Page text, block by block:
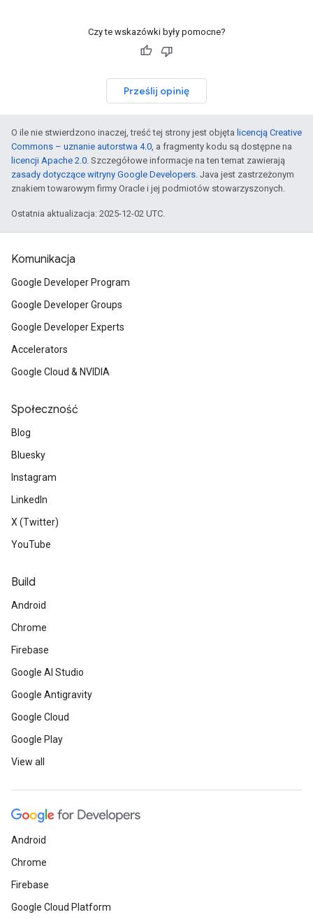
Czy te wskazówki były pomocne?
Prześlij opinię
O ile nie stwierdzono inaczej, treść tej strony jest objęta licencją Creative
Commons – uznanie autorstwa 4.0, a fragmenty kodu są dostępne na
licencji Apache 2.0. Szczegółowe informacje na ten temat zawierają
zasady dotyczące witryny Google Developers. Java jest zastrzeżonym
znakiem towarowym firmy Oracle i jej podmiotów stowarzyszonych.
Ostatnia aktualizacja: 2025-12-02 UTC.
Komunikacja
Google Developer Program
Google Developer Groups
Google Developer Experts
Accelerators
Google Cloud & NVIDIA
Społeczność
Blog
Bluesky
Instagram
LinkedIn
X (Twitter)
YouTube
Build
Android
Chrome
Firebase
Google AI Studio
Google Antigravity
Google Cloud
Google Play
View all
Android
Chrome
Firebase
Google Cloud Platform